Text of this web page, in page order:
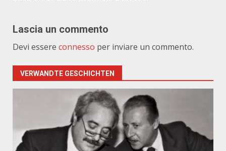
Lascia un commento
Devi essere connesso per inviare un commento.
VERWANDTE GESCHICHTEN